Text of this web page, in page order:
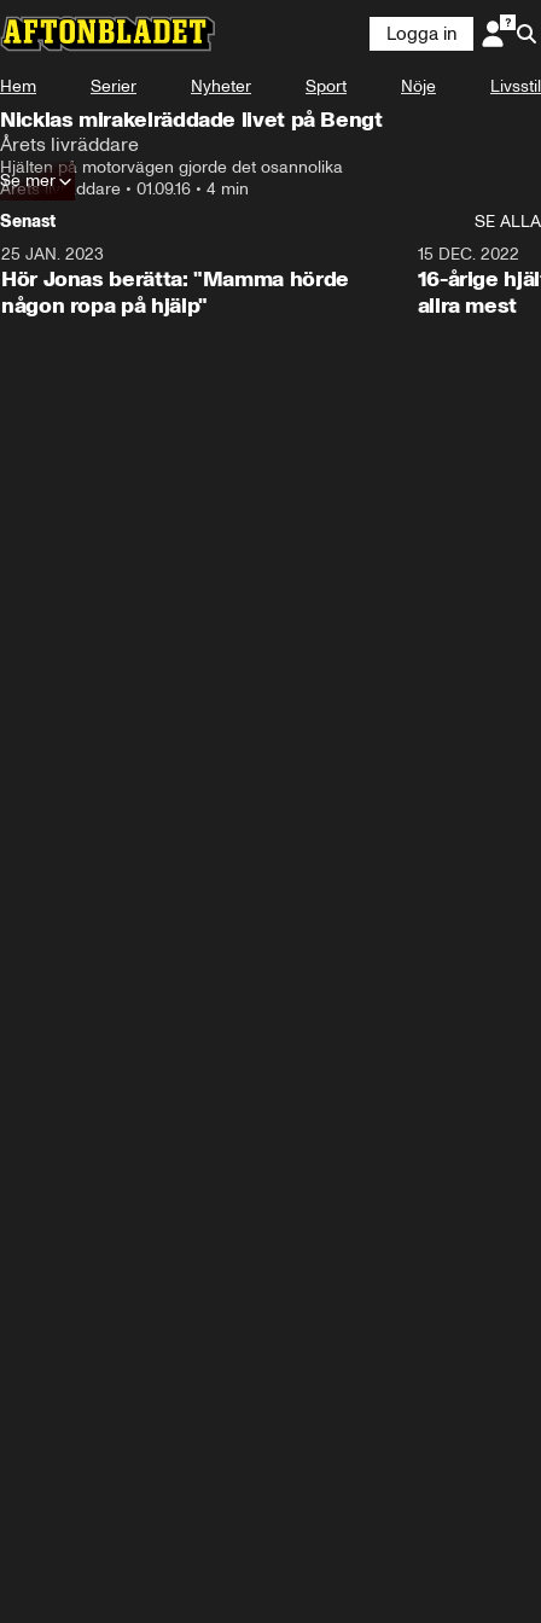
Logga in
Hem Serier Nyheter Sport Nöje Livsstil
Nicklas mirakelräddade livet på Bengt
Årets livräddare
Hjälten på motorvägen gjorde det osannolika
Årets livräddare • 01.09.16 • 4 min
Se mer
Senast
SE ALLA
25 JAN. 2023
Hör Jonas berätta: "Mamma hörde
någon ropa på hjälp"
15 DEC. 2022
16-årige
allra mest